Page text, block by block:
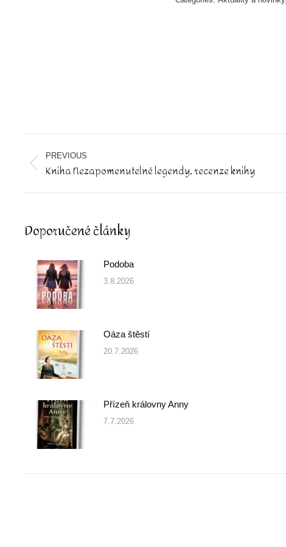
Post
navigation
PREVIOUS
Previous
Kniha Nezapomenutelné legendy, recenze knihy
Doporučené články
Podoba
3.8.2026
Oáza štěstí
20.7.2026
Přízeň královny Anny
7.7.2026